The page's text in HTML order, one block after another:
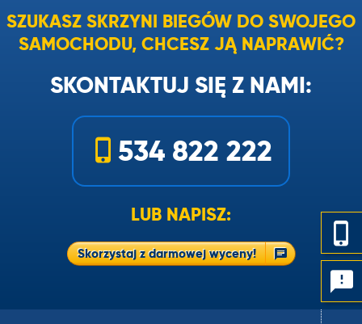
SZUKASZ SKRZYNI BIEGÓW DO SWOJEGO
SAMOCHODU, CHCESZ JĄ NAPRAWIĆ?
SKONTAKTUJ SIĘ Z NAMI:
534 822 222
LUB NAPISZ:
Skorzystaj z darmowej wyceny!